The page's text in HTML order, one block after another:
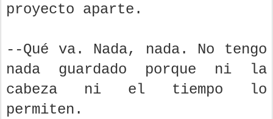
proyecto aparte.
--Qué va. Nada, nada. No tengo
nada guardado porque ni la
cabeza ni el tiempo lo
permiten.